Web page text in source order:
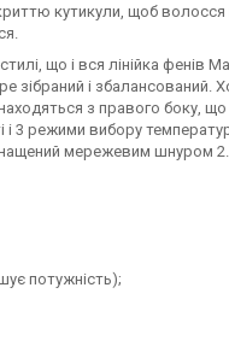
кутикули, щоб
що і вся лінійка фенів
зібраний і збалансований.
з правого боку,
3 режими вибору
мережевим шнуром
потужність);